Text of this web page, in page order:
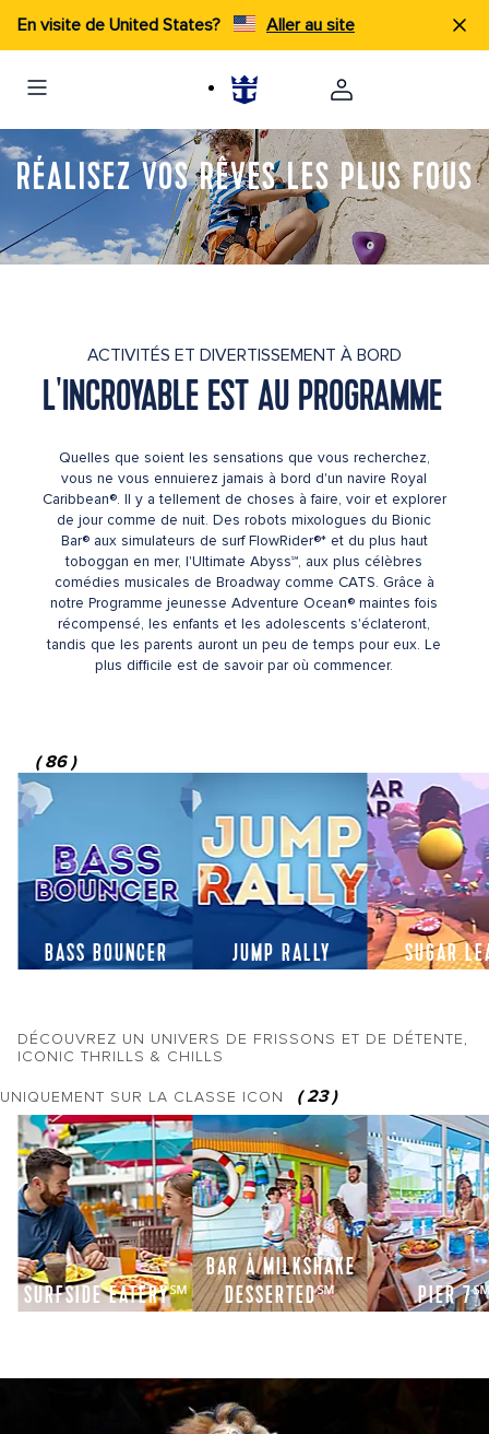
En visite de United States? Aller au site
RÉALISEZ VOS RÊVES LES PLUS FOUS
ACTIVITÉS ET DIVERTISSEMENT À BORD
L'INCROYABLE EST AU PROGRAMME
Quelles que soient les sensations que vous recherchez,
vous ne vous ennuierez jamais à bord d'un navire Royal
Caribbean®. Il y a tellement de choses à faire, voir et explorer
de jour comme de nuit. Des robots mixologues du Bionic
Bar® aux simulateurs de surf FlowRider®* et du plus haut
toboggan en mer, l'Ultimate Abyss℠, aux plus célèbres
comédies musicales de Broadway comme CATS. Grâce à
notre Programme jeunesse Adventure Ocean® maintes fois
récompensé, les enfants et les adolescents s'éclateront,
tandis que les parents auront un peu de temps pour eux. Le
plus difficile est de savoir par où commencer.
(86)
BASS BOUNCER JUMP RALLY SUGAR
DÉCOUVREZ UN UNIVERS DE FRISSONS ET DE DÉTENTE,
ICONIC THRILLS & CHILLS
UNIQUEMENT SUR LA CLASSE ICON (23)
SURFSIDE EATERY℠
BAR À MILKSHAKE
DESSERTED℠
PIER